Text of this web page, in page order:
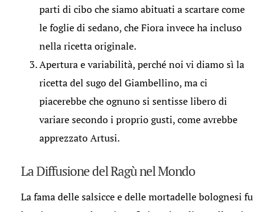
parti di cibo che siamo abituati a scartare come
le foglie di sedano, che Fiora invece ha incluso
nella ricetta originale.
Apertura e variabilità, perché noi vi diamo sì la
ricetta del sugo del Giambellino, ma ci
piacerebbe che ognuno si sentisse libero di
variare secondo i proprio gusti, come avrebbe
apprezzato Artusi.
La Diffusione del Ragù nel Mondo
La fama delle salsicce e delle mortadelle bolognesi fu